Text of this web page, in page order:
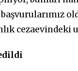
başvurularımız
cezaevindeki